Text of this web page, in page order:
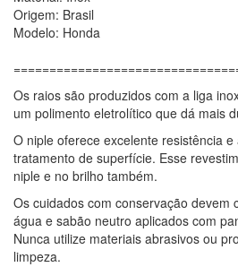
Origem: Brasil
Modelo: Honda
Os raios são produzidos com a liga
um polimento eletrolítico que dá mais
O niple oferece excelente resistência
tratamento de superfície. Esse
niple e no brilho também.
Os cuidados com conservação devem
água e sabão neutro aplicados com
Nunca utilize materiais abrasivos ou
limpeza.